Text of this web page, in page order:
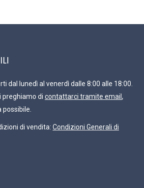
dal lunedì al venerdì dalle 8:00 alle 18:00.
preghiamo di contattarci tramite email,
di vendita: Condizioni Generali di